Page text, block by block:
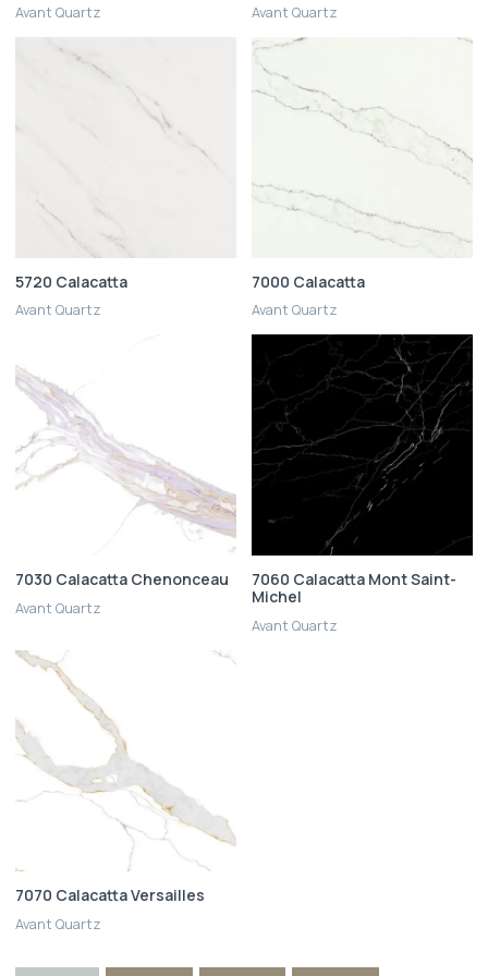
Avant Quartz Avant Quartz
5720 Calacatta
Avant Quartz
7000 Calacatta
Avant Quartz
7030 Calacatta Chenonceau
Avant Quartz
7060 Calacatta Mont Saint-
Michel
Avant Quartz
7070 Calacatta Versailles
Avant Quartz